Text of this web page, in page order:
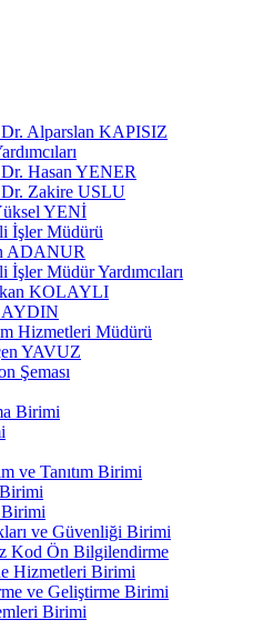
Alparslan KAPISIZ
Hasan YENER
Zakire USLU
YENİ
İşler Müdürü
ADANUR
İşler Müdür Yardımcıları
KOLAYLI
AYDIN
Hizmetleri Müdürü
YAVUZ
Şeması
Birimi
ve Tanıtım Birimi
ve Güvenliği Birimi
Kod Ön Bilgilendirme
Hizmetleri Birimi
ve Geliştirme Birimi
Birimi